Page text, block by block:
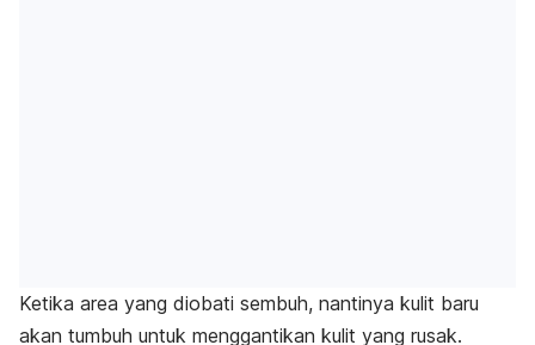
Ketika area yang diobati sembuh, nantinya kulit baru
akan tumbuh untuk menggantikan kulit yang rusak.